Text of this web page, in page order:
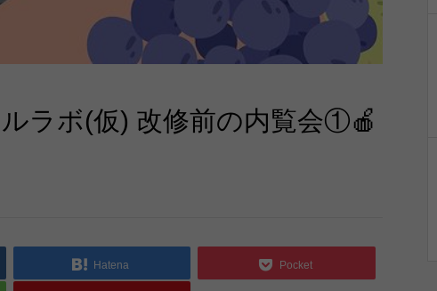
ルラボ(仮) 改修前の内覧会①🍎
Hatena Pocket